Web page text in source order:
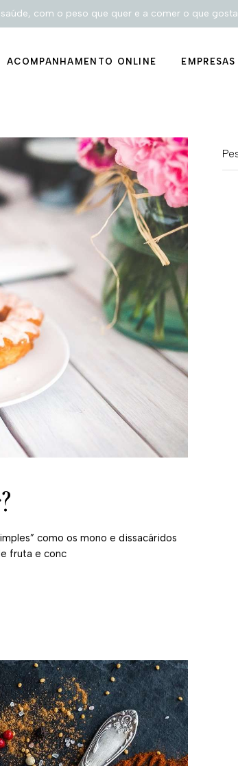
com o peso que quer e a comer o que gosta
ACOMPANHAMENTO ONLINE EMPRESAS
como os mono e dissacáridos
fruta e conc